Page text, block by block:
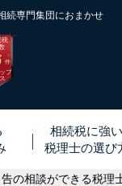
続専門集団におまかせ
税
※
件
プ
相続税に強
税理士の選び
の相談ができる税理